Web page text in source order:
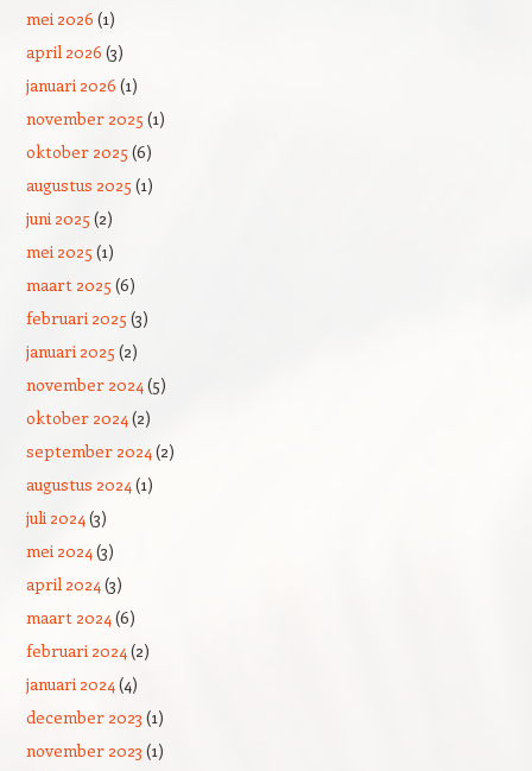
mei 2026 (1)
april 2026 (3)
januari 2026 (1)
november 2025 (1)
oktober 2025 (6)
augustus 2025 (1)
juni 2025 (2)
mei 2025 (1)
maart 2025 (6)
februari 2025 (3)
januari 2025 (2)
november 2024(5)
oktober 2024(2)
september 2024(2)
augustus 2024(1)
juli 2024(3)
mei 2024(3)
april 2024(3)
maart 2024(6)
februari 2024(2)
januari 2024(4)
december 2023 (1)
november 2023 (1)